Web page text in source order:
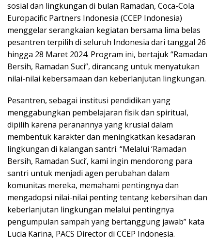
sosial dan lingkungan di bulan Ramadan, Coca-Cola
Europacific Partners Indonesia (CCEP Indonesia)
menggelar serangkaian kegiatan bersama lima belas
pesantren terpilih di seluruh Indonesia dari tanggal 26
hingga 28 Maret 2024. Program ini, bertajuk “Ramadan
Bersih, Ramadan Suci”, dirancang untuk menyatukan
nilai-nilai kebersamaan dan keberlanjutan lingkungan.
Pesantren, sebagai institusi pendidikan yang
menggabungkan pembelajaran fisik dan spiritual,
dipilih karena peranannya yang krusial dalam
membentuk karakter dan meningkatkan kesadaran
lingkungan di kalangan santri. “Melalui ‘Ramadan
Bersih, Ramadan Suci’, kami ingin mendorong para
santri untuk menjadi agen perubahan dalam
komunitas mereka, memahami pentingnya dan
mengadopsi nilai-nilai penting tentang kebersihan dan
keberlanjutan lingkungan melalui pentingnya
pengumpulan sampah yang bertanggung jawab” kata
Lucia Karina, PACS Director di CCEP Indonesia.